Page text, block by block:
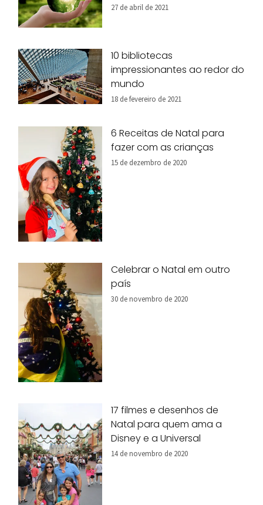
27 de abril de 2021
10 bibliotecas
impressionantes ao redor do
mundo
18 de fevereiro de 2021
6 Receitas de Natal para
fazer com as crianças
15 de dezembro de 2020
Celebrar o Natal em outro
país
30 de novembro de 2020
17 filmes e desenhos de
Natal para quem ama a
Disney e a Universal
14 de novembro de 2020